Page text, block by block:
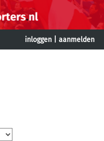
inloggen aanmelden